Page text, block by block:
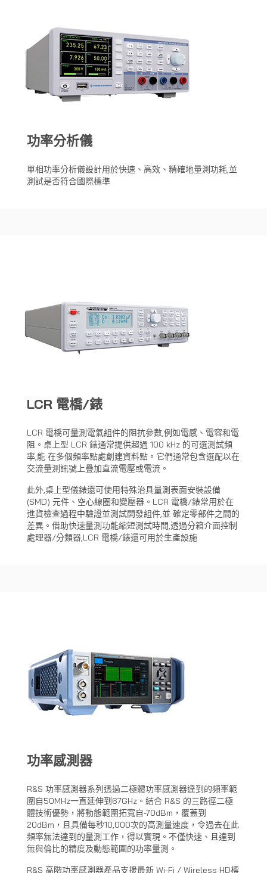
功率分析儀
單相功率分析儀設計用於快速、高效、精確地量測功耗,並
測試是否符合國際標準
LCR 電橋/錶
LCR 電橋可量測電氣組件的阻抗參數,例如電感、電容和電
阻。桌上型 LCR 錶通常提供超過 100 kHz 的可選測試頻
率,能 在多個頻率點處創建資料點。它們通常包含選配以在
交流量測訊號上疊加直流電壓或電流。
此外,桌上型儀錶還可使用特殊治具量測表面安裝設備
(SMD) 元件、空心線圈和變壓器。LCR 電橋/錶常用於在
進貨檢查過程中驗證並測試開發組件,並 確定零部件之間的
差異。借助快速量測功能縮短測試時間,透過分箱介面控制
處理器/分類器,LCR 電橋/錶還可用於生產設施
功率感測器
R&S 功率感測器系列透過二極體功率感測器達到的頻率範
圍自50MHz一直延伸到67GHz。結合 R&S 的三路徑二極
體技術優勢，將動態範圍拓寬自-70dBm，覆蓋到
20dBm，且具備每秒10,000次的高測量速度，令過去在此
頻率無法達到的量測工作，得以實現。不僅快速、且達到
無與倫比的精度及動態範圍的功率量測。
R&S 高階功率感測器產品支援最新 Wi-Fi / Wireless HD標